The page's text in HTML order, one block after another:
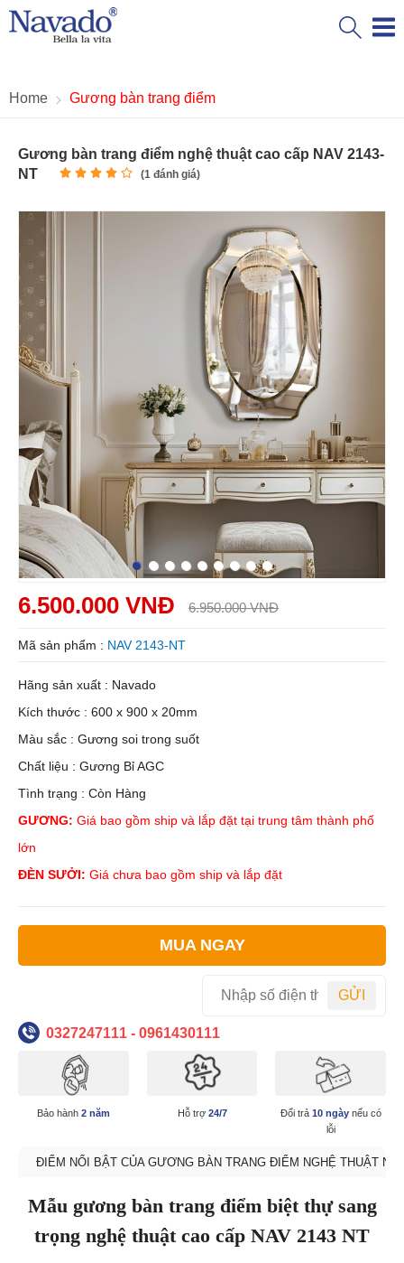
Home Gương bàn trang điểm
Gương bàn trang điểm nghệ thuật cao cấp NAV 2143-
NT
(1 đánh giá)
6.500.000 VNĐ 6.950.000 VNĐ
Mã sản phẩm : NAV 2143-NT
Hãng sản xuất : Navado
Kích thước : 600 x 900 x 20mm
Màu sắc : Gương soi trong suốt
Chất liệu : Gương Bỉ AGC
Tình trạng : Còn Hàng
GƯƠNG: Giá bao gồm ship và lắp đặt tại trung tâm thành phố
lớn
ĐÈN SƯỞI: Giá chưa bao gồm ship và lắp đặt
MUA NGAY
GỬI
0327247111 - 0961430111
Bảo hành 2 năm Hỗ trợ 24/7 Đổi trả 10 ngàynếu có
lỗi
ĐIỂM NỔI BẬT CỦA GƯƠNG BÀN TRANG ĐIỂM NGHỆ THUẬT
Mẫu gương bàn trang điểm biệt thự sang
trọng nghệ thuật cao cấp NAV 2143 NT